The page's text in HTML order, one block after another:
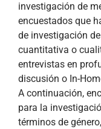
investigación de
encuestados que
de investigación
cuantitativa o
entrevistas en
discusión o In-
A continuación,
para la
términos de